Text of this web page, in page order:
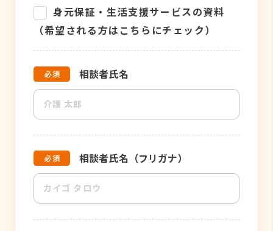
身元保証・生活支援サービスの資料
（希望される方はこちらにチェック）
相談者氏名
相談者氏名（フリガナ）